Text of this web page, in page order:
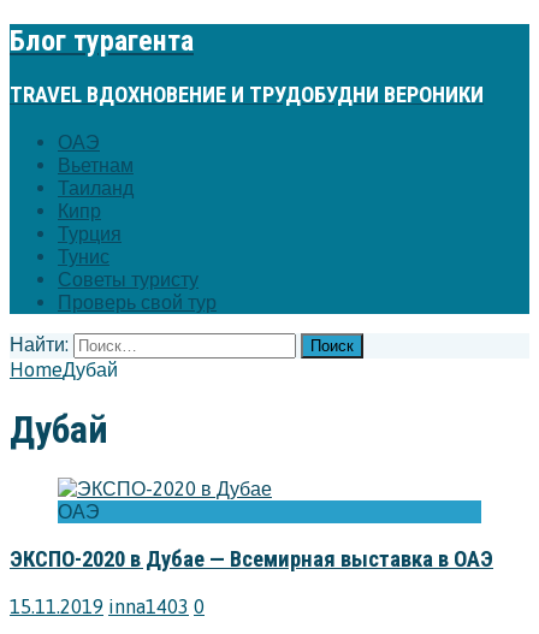
Блог турагента
TRAVEL ВДОХНОВЕНИЕ И ТРУДОБУДНИ ВЕРОНИКИ
ОАЭ
Вьетнам
Таиланд
Кипр
Турция
Тунис
Советы туристу
Проверь свой тур
Найти:
HomeДубай
Дубай
ОАЭ
ЭКСПО-2020 в Дубае — Всемирная выставка в ОАЭ
15.11.2019 inna1403 0